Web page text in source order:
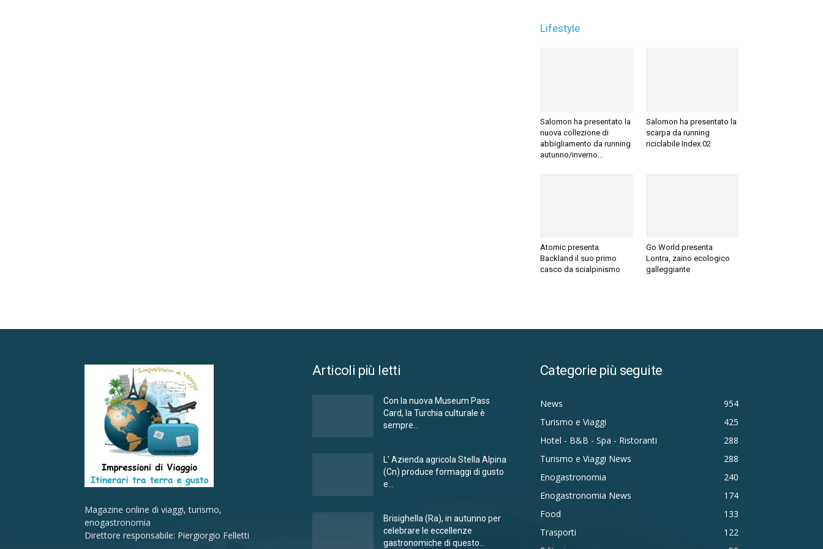
Lifestyle
Salomon ha presentato la
nuova collezione di
abbigliamento da running
autunno/inverno...
Salomon ha presentato la
scarpa da running
riciclabile Index.02
Atomic presenta
Backland il suo primo
casco da scialpinismo
Go World presenta
Lontra, zaino ecologico
galleggiante
Magazine online di viaggi, turismo,
enogastronomia
Direttore responsabile: Piergiorgio Felletti
Articoli più letti
Con la nuova Museum Pass
Card, la Turchia culturale è
sempre...
L’ Azienda agricola Stella Alpina
(Cn) produce formaggi di gusto
e...
Brisighella (Ra), in autunno per
celebrare le eccellenze
gastronomiche di questo...
Categorie più seguite
News
954
Turismo e Viaggi
425
Hotel - B&B - Spa - Ristoranti
288
Turismo e Viaggi News
288
Enogastronomia
240
Enogastronomia News
174
Food
133
Trasporti
122